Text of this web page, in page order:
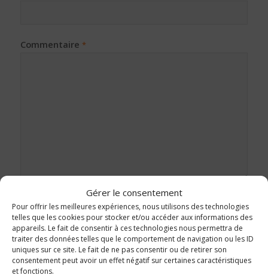
Gérer le consentement
Pour offrir les meilleures expériences, nous utilisons des technologies
telles que les cookies pour stocker et/ou accéder aux informations des
appareils. Le fait de consentir à ces technologies nous permettra de
traiter des données telles que le comportement de navigation ou les ID
uniques sur ce site. Le fait de ne pas consentir ou de retirer son
consentement peut avoir un effet négatif sur certaines caractéristiques
et fonctions.
Commentaire *